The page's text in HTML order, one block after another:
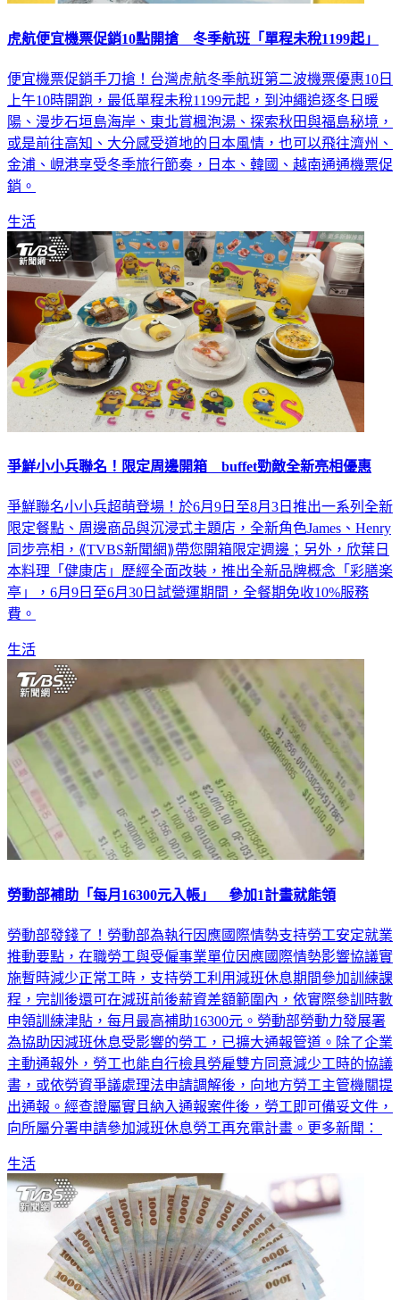
虎航便宜機票促銷10點開搶 冬季航班「單程未稅1199起」
便宜機票促銷手刀搶！台灣虎航冬季航班第二波機票優惠10日
上午10時開跑，最低單程未稅1199元起，到沖繩追逐冬日暖
陽、漫步石垣島海岸、東北賞楓泡湯、探索秋田與福島秘境，
或是前往高知、大分感受道地的日本風情，也可以飛往濟州、
金浦、峴港享受冬季旅行節奏，日本、韓國、越南通通機票促
銷。
生活
爭鮮小小兵聯名！限定周邊開箱 buffet勁敵全新亮相優惠
爭鮮聯名小小兵超萌登場！於6月9日至8月3日推出一系列全新
限定餐點、周邊商品與沉浸式主題店，全新角色James、Henry
同步亮相，⟪TVBS新聞網⟫帶您開箱限定週邊；另外，欣葉日
本料理「健康店」歷經全面改裝，推出全新品牌概念「彩膳楽
亭」，6月9日至6月30日試營運期間，全餐期免收10%服務
費。
生活
勞動部補助「每月16300元入帳」 參加1計畫就能領
勞動部發錢了！勞動部為執行因應國際情勢支持勞工安定就業
推動要點，在職勞工與受僱事業單位因應國際情勢影響協議實
施暫時減少正常工時，支持勞工利用減班休息期間參加訓練課
程，完訓後還可在減班前後薪資差額範圍內，依實際參訓時數
申領訓練津貼，每月最高補助16300元。勞動部勞動力發展署
為協助因減班休息受影響的勞工，已擴大通報管道。除了企業
主動通報外，勞工也能自行檢具勞雇雙方同意減少工時的協議
書，或依勞資爭議處理法申請調解後，向地方勞工主管機關提
出通報。經查證屬實且納入通報案件後，勞工即可備妥文件，
向所屬分署申請參加減班休息勞工再充電計畫。更多新聞：
生活